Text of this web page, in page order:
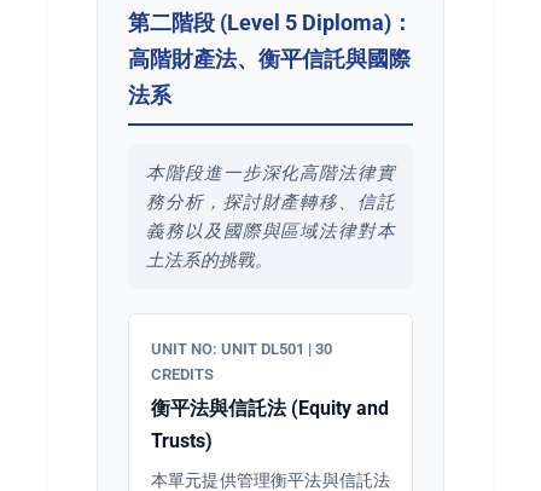
第二階段 (Level 5 Diploma)：
高階財產法、衡平信託與國際
法系
本階段進一步深化高階法律實
務分析，探討財產轉移、信託
義務以及國際與區域法律對本
土法系的挑戰。
UNIT NO: UNIT DL501 | 30
CREDITS
衡平法與信託法 (Equity and
Trusts)
本單元提供管理衡平法與信託法